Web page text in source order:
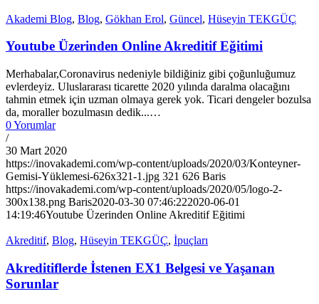
Akademi Blog, Blog, Gökhan Erol, Güncel, Hüseyin TEKGÜÇ
Youtube Üzerinden Online Akreditif Eğitimi
Merhabalar,Coronavirus nedeniyle bildiğiniz gibi çoğunluğumuz
evlerdeyiz. Uluslararası ticarette 2020 yılında daralma olacağını
tahmin etmek için uzman olmaya gerek yok. Ticari dengeler bozulsa
da, moraller bozulmasın dedik...…
0 Yorumlar
/
30 Mart 2020
https://inovakademi.com/wp-content/uploads/2020/03/Konteyner-
Gemisi-Yüklemesi-626x321-1.jpg 321 626 Baris
https://inovakademi.com/wp-content/uploads/2020/05/logo-2-
300x138.png Baris2020-03-30 07:46:222020-06-01
14:19:46Youtube Üzerinden Online Akreditif Eğitimi
Akreditif, Blog, Hüseyin TEKGÜÇ, İpuçları
Akreditiflerde İstenen EX1 Belgesi ve Yaşanan
Sorunlar